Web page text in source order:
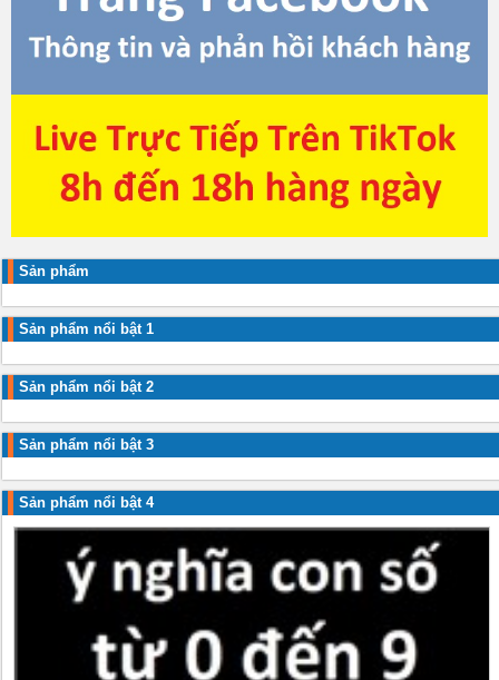
Sản phẩm
Sản phẩm nổi bật 1
Sản phẩm nổi bật 2
Sản phẩm nổi bật 3
Sản phẩm nổi bật 4